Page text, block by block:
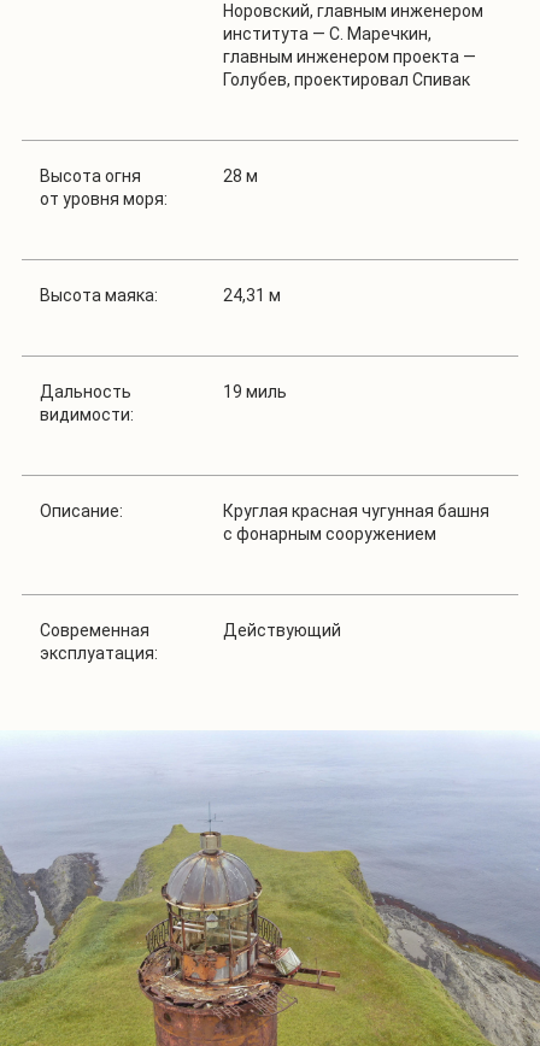
Норовский, главным инженером
института — С. Маречкин,
главным инженером проекта —
Голубев, проектировал Спивак
Высота огня
от уровня моря:
28 м
Высота маяка: 24,31 м
Дальность
видимости:
19 миль
Описание:
Круглая красная чугунная башня
с фонарным сооружением
Современная
эксплуатация:
Действующий